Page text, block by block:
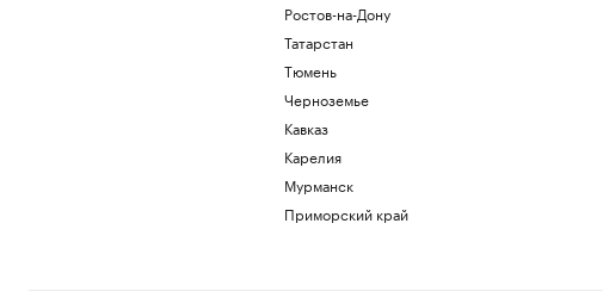
Ростов-на-Дону
Татарстан
Тюмень
Черноземье
Кавказ
Карелия
Мурманск
Приморский край